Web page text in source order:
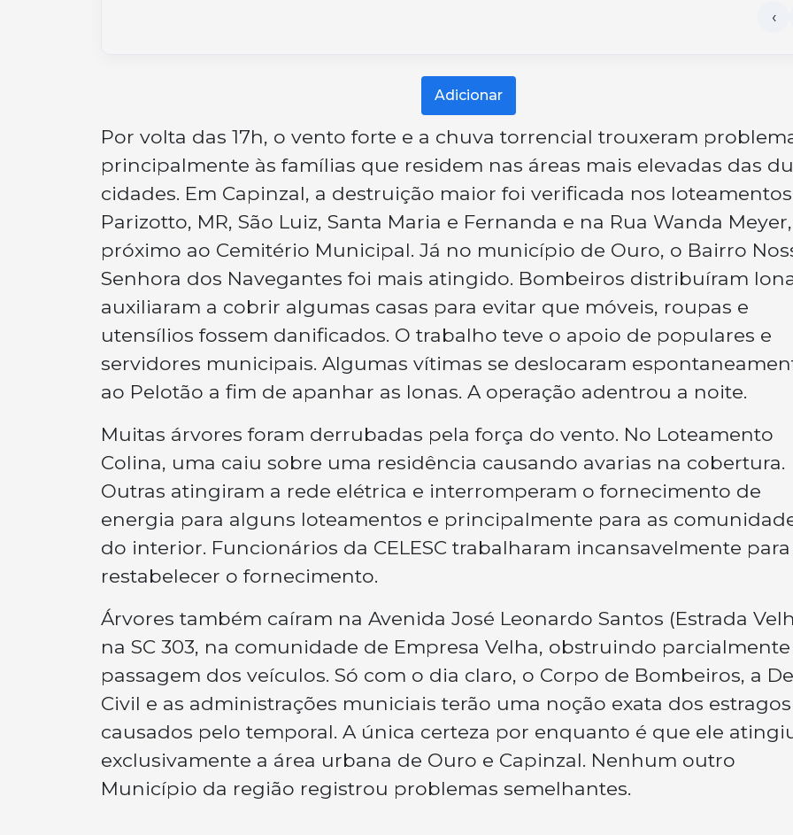
Adicionar
Por volta das 17h, o vento forte e a chuva torrencial trouxeram
principalmente às famílias que residem nas áreas mais elevadas das
cidades. Em Capinzal, a destruição maior foi verificada nos loteamentos
Parizotto, MR, São Luiz, Santa Maria e Fernanda e na Rua Wanda Meyer,
próximo ao Cemitério Municipal. Já no município de Ouro, o Bairro
Senhora dos Navegantes foi mais atingido. Bombeiros distribuíram
auxiliaram a cobrir algumas casas para evitar que móveis, roupas e
utensílios fossem danificados. O trabalho teve o apoio de populares e
servidores municipais. Algumas vítimas se deslocaram
ao Pelotão a fim de apanhar as lonas. A operação adentrou a noite.
Muitas árvores foram derrubadas pela força do vento. No Loteamento
Colina, uma caiu sobre uma residência causando avarias na cobertura.
Outras atingiram a rede elétrica e interromperam o fornecimento de
energia para alguns loteamentos e principalmente para as
do interior. Funcionários da CELESC trabalharam incansavelmente para
restabelecer o fornecimento.
Árvores também caíram na Avenida José Leonardo Santos (Estrada
na SC 303, na comunidade de Empresa Velha, obstruindo parcialmente
passagem dos veículos. Só com o dia claro, o Corpo de Bombeiros, a
Civil e as administrações municiais terão uma noção exata dos estragos
causados pelo temporal. A única certeza por enquanto é que ele
exclusivamente a área urbana de Ouro e Capinzal. Nenhum outro
Município da região registrou problemas semelhantes.